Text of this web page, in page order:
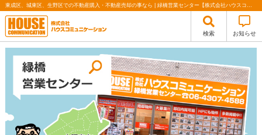
東成区、城東区、生野区での不動産購入・不動産売却の事なら | 緑橋営業センター【株式会社ハウスコミュニケーション】
検索 お知らせ